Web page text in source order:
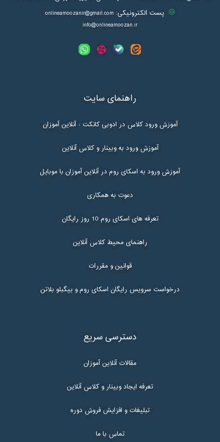
پست الکترونیکی: onlineamoozanir@gmail.com
info@onlineamoozan.ir
راهنمای سایت
آموزش ورود کلاس در ادوبی کانکت - آنلاین آموزان
آموزش ورود به وبینار و کلاس آنلاین
آموزش ورود به اسکای روم در آنلاین آموزان با موبایل
دعوت به همکاری
تعرفه های اسکای روم 10 روز رایگان
راهنمای محیط کلاس آنلاین
قوانین و مقررات
درخواست سرویس رایگان اسکای روم و بیگبلو بلاتن
دسترسی سریع
مقالات آنلاین آموزان
تعرفه ایجاد وبینار و کلاس آنلاین
تبلیغات و افزایش فروش دوره
تماس با ما